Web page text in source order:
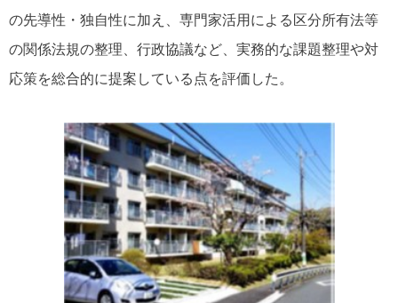
の先導性・独自性に加え、専門家活用による区分所有法等
の関係法規の整理、行政協議など、実務的な課題整理や対
応策を総合的に提案している点を評価した。